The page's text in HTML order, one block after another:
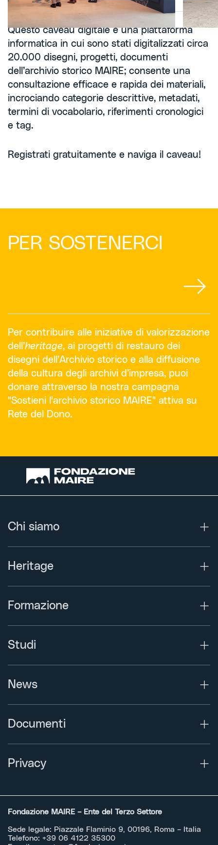
Questo caveau digitale è una piattaforma
informatica in cui sono stati digitalizzati circa
20.000 disegni, progetti, documenti
dell’archivio storico MAIRE; consente una
consultazione efficace e rapida dei materiali,
incrociando categorie descrittive, metadati,
termini di vocabolario, riferimenti cronologici
e tag.
Registrati gratuitamente e naviga il caveau!
PER SOSTENERCI
Per contribuire alle iniziative di valorizzazione
dell’heritage, ai progetti di restauro dei
disegni dell’Archivio storico e alla diffusione
della cultura degli archivi d’impresa, puoi
donare attraverso la nostra campagna
"Sostieni l'archivio storico MAIRE" attiva su
Rete del Dono.
Chi siamo
Heritage
Formazione
Studi
News
Documenti
Privacy
Fondazione MAIRE – Ente del Terzo Settore
Sede legale: Piazzale Flaminio 9, 00196, Roma – Italia
Telefono: +39 06 4122 35300